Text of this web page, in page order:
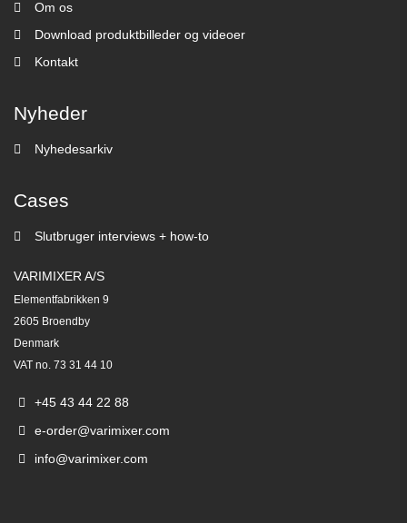
Om os
Download produktbilleder og videoer
Kontakt
Nyheder
Nyhedesarkiv
Cases
Slutbruger interviews + how-to
VARIMIXER A/S
Elementfabrikken 9
2605 Broendby
Denmark
VAT no. 73 31 44 10
+45 43 44 22 88
e-order@varimixer.com
info@varimixer.com